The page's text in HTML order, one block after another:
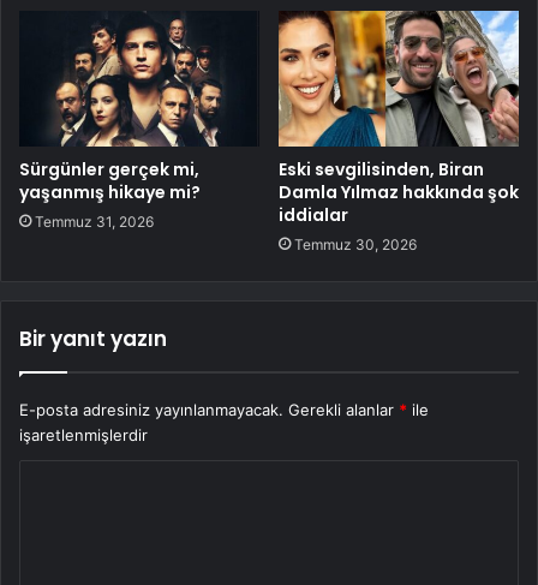
Sürgünler gerçek mi,
yaşanmış hikaye mi?
Temmuz 31, 2026
Eski sevgilisinden, Biran
Damla Yılmaz hakkında şok
iddialar
Temmuz 30, 2026
Bir yanıt yazın
E-posta adresiniz yayınlanmayacak. Gerekli alanlar * ile
işaretlenmişlerdir